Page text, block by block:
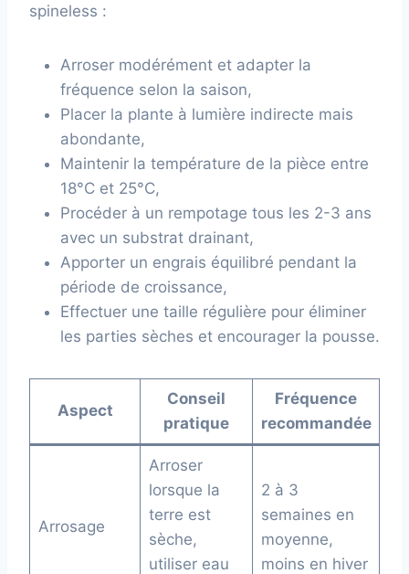
spineless :
Arroser modérément et adapter la
fréquence selon la saison,
Placer la plante à lumière indirecte mais
abondante,
Maintenir la température de la pièce entre
18°C et 25°C,
Procéder à un rempotage tous les 2-3 ans
avec un substrat drainant,
Apporter un engrais équilibré pendant la
période de croissance,
Effectuer une taille régulière pour éliminer
les parties sèches et encourager la pousse.
Aspect
Conseil
pratique
Fréquence
recommandée
Arrosage
Arroser
lorsque la
terre est
sèche,
utiliser eau
2 à 3
semaines en
moyenne,
moins en hiver